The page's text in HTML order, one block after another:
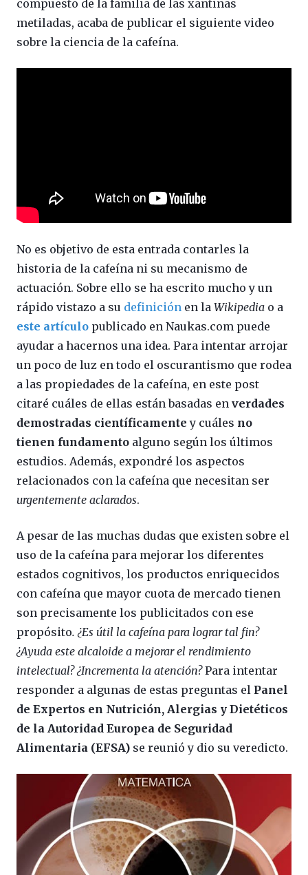
compuesto de la familia de las xantinas
metiladas, acaba de publicar el siguiente video
sobre la ciencia de la cafeína.
No es objetivo de esta entrada contarles la
historia de la cafeína ni su mecanismo de
actuación. Sobre ello se ha escrito mucho y un
rápido vistazo a su definición en la Wikipedia o a
este artículo publicado en Naukas.com puede
ayudar a hacernos una idea. Para intentar arrojar
un poco de luz en todo el oscurantismo que rodea
a las propiedades de la cafeína, en este post
citaré cuáles de ellas están basadas en verdades
demostradas científicamente y cuáles no
tienen fundamento alguno según los últimos
estudios. Además, expondré los aspectos
relacionados con la cafeína que necesitan ser
urgentemente aclarados.
A pesar de las muchas dudas que existen sobre el
uso de la cafeína para mejorar los diferentes
estados cognitivos, los productos enriquecidos
con cafeína que mayor cuota de mercado tienen
son precisamente los publicitados con ese
propósito. ¿Es útil la cafeína para lograr tal fin?
¿Ayuda este alcaloide a mejorar el rendimiento
intelectual? ¿Incrementa la atención?Para intentar
responder a algunas de estas preguntas el Panel
de Expertos en Nutrición, Alergias y Dietéticos
de la Autoridad Europea de Seguridad
Alimentaria (EFSA) se reunió y dio su veredicto.